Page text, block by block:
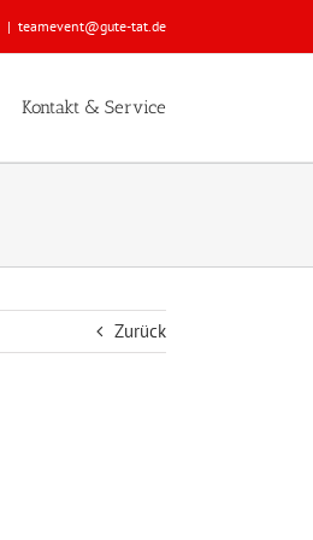
| teamevent@gute-tat.de
Kontakt & Service
Zurück